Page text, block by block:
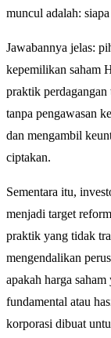
muncul adalah:
Jawabannya jelas:
kepemilikan saham
praktik perdagangan
tanpa pengawasan
dan mengambil
ciptakan.
Sementara itu,
menjadi target
praktik yang tidak
mengendalikan
apakah harga
fundamental atau
korporasi dibuat